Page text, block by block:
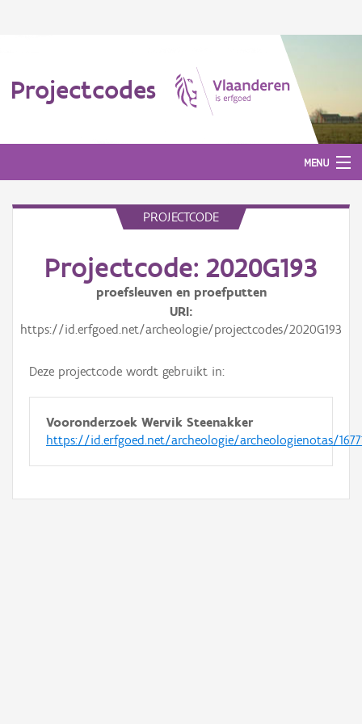
Projectcodes
MENU
PROJECTCODE
Projectcode: 2020G193
proefsleuven en proefputten
URI
https://id.erfgoed.net/archeologie/projectcodes/2020G193
Deze projectcode wordt gebruikt in:
Vooronderzoek Wervik Steenakker
https://id.erfgoed.net/archeologie/archeologienotas/